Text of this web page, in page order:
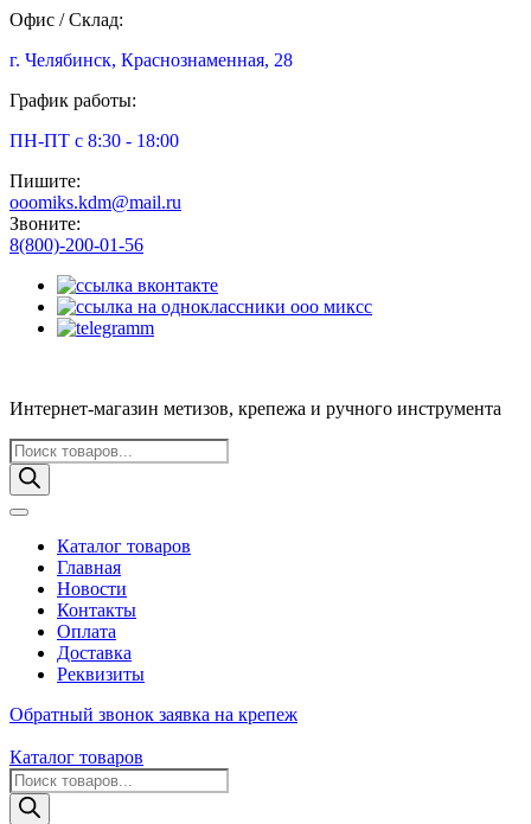
Офис / Склад:
г. Челябинск, Краснознаменная, 28
График работы:
ПН-ПТ с 8:30 - 18:00
Пишите:
ooomiks.kdm@mail.ru
Звоните:
8(800)-200-01-56
Интернет-магазин метизов, крепежа и ручного инструмента
Поиск
товаров
Каталог товаров
Главная
Новости
Контакты
Оплата
Доставка
Реквизиты
Обратный звонок заявка на крепеж
Каталог товаров
Поиск
товаров